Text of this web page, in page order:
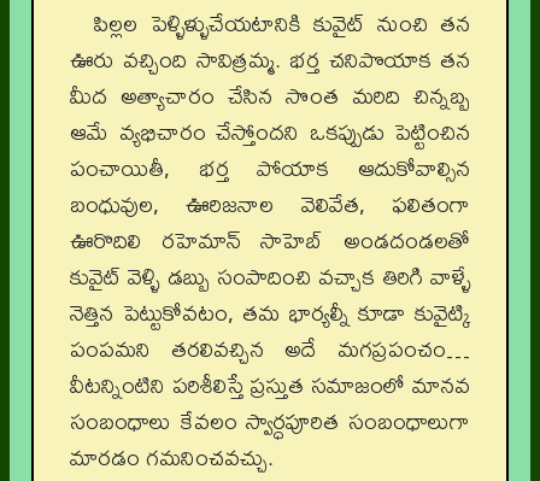
పిల్లల పెళ్ళిళ్ళుచేయటానికి కువైట్ నుంచి తన
ఊరు వచ్చింది సావిత్రమ్మ. భర్త చనిపొయాక తన
మీద అత్యాచారం చేసిన సొంత మరిది చిన్నబ్బ
ఆమే వ్యభిచారం చేస్తోందని ఒకప్పుడు పెట్టించిన
పంచాయితీ, భర్త పోయాక ఆదుకోవాల్సిన
బంధువుల, ఊరిజనాల వెలివేత, ఫలితంగా
ఊరొదిలి రహెమాన్ సాహెబ్ అండదండలతో
కువైట్ వెళ్ళి డబ్బు సంపాదించి వచ్చాక తిరిగి వాళ్ళే
నెత్తిన పెట్టుకోవటం, తమ భార్యల్నీ కూడా కువైట్కి
పంపమని తరలివచ్చిన అదే మగప్రపంచం…
వీటన్నింటిని పరిశీలిస్తే ప్రస్తుత సమాజంలో మానవ
సంబంధాలు కేవలం స్వార్ధపూరిత సంబంధాలుగా
మారడం గమనించవచ్చు.